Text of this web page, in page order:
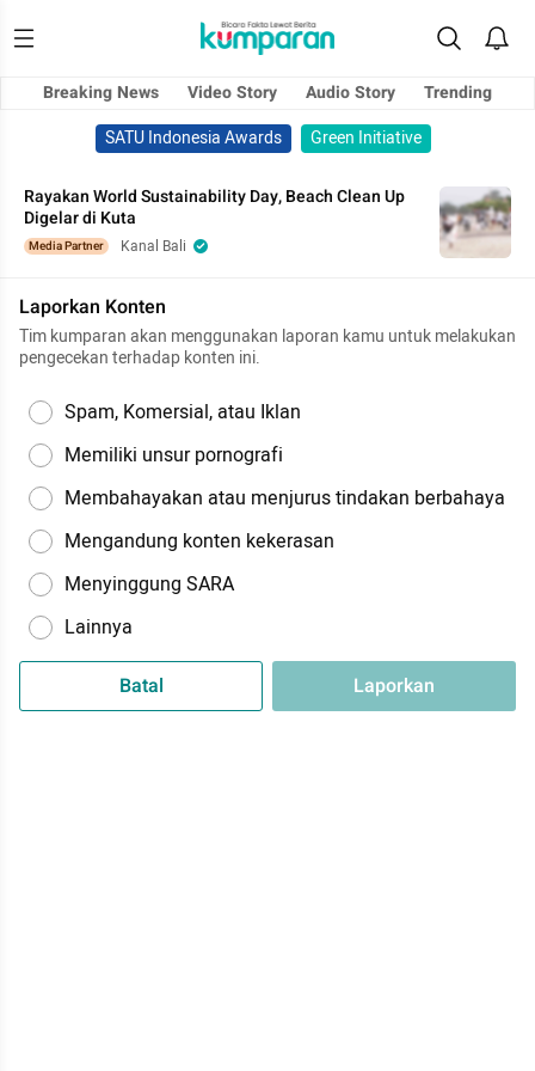
Breaking News Video Story Audio Story
Trending
SATU Indonesia Awards
Green Initiative
Rayakan World Sustainability Day, Beach Clean Up
Digelar di Kuta
Media Partner Kanal Bali
Laporkan Konten
Tim kumparan akan menggunakan laporan kamu untuk melakukan
pengecekan terhadap konten ini.
Spam, Komersial, atau Iklan
Memiliki unsur pornografi
Membahayakan atau menjurus tindakan berbahaya
Mengandung konten kekerasan
Menyinggung SARA
Lainnya
Batal Laporkan